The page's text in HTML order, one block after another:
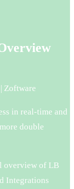
Zoftware
in real-time and
double
overview of LB
Integrations